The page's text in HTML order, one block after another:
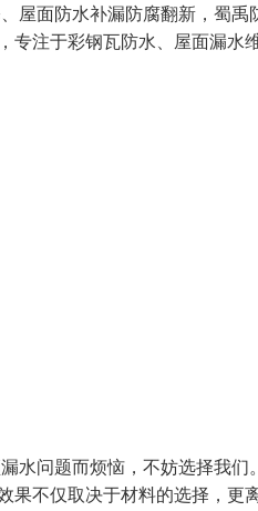
屋面防水补漏防腐翻新，蜀禹
专注于彩钢瓦防水、屋面漏水
水问题而烦恼，不妨选择我们
果不仅取决于材料的选择，更